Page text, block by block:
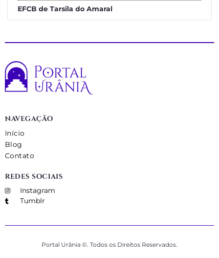
EFCB de Tarsila do Amaral
NAVEGAÇÃO
Início
Blog
Contato
REDES SOCIAIS
Instagram
Tumblr
Portal Urânia ©. Todos os Direitos Reservados.